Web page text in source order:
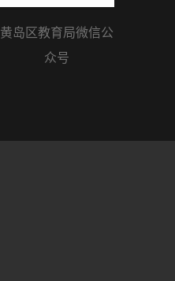
黄岛区教育局微信公
众号